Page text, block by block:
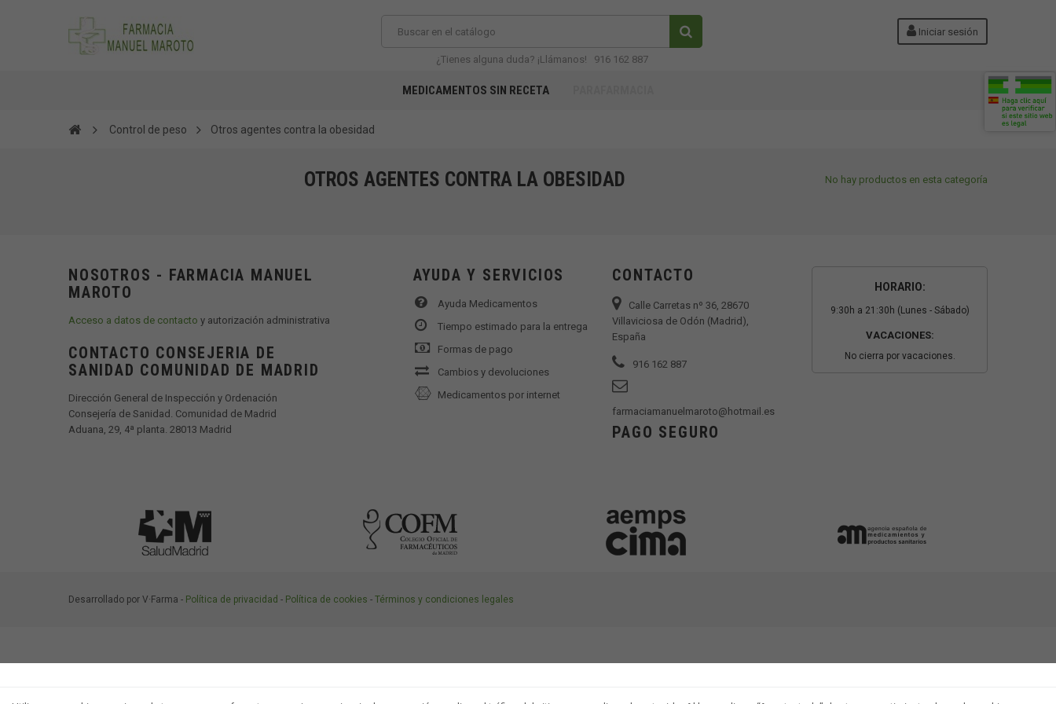
Iniciar sesión
¿Tienes alguna duda? ¡Llámanos! 916 162 887
MEDICAMENTOS SIN RECETA
Control de peso Otros agentes contra la obesidad
OTROS AGENTES CONTRA LA OBESIDAD No hay productos en esta categoría
NOSOTROS - FARMACIA MANUEL
MAROTO
Acceso a datos de contacto y autorización administrativa
CONTACTO CONSEJERIA DE
SANIDAD COMUNIDAD DE MADRID
Dirección General de Inspección y Ordenación
Consejería de Sanidad. Comunidad de Madrid
Aduana, 29, 4ª planta. 28013 Madrid
AYUDA Y SERVICIOS
Ayuda Medicamentos
Tiempo estimado para la entrega
Formas de pago
Cambios y devoluciones
Medicamentos por internet
CONTACTO
Calle Carretas nº 36, 28670
Villaviciosa de Odón (Madrid),
España
916 162 887
farmaciamanuelmaroto@hotmail.es
HORARIO:
9:30h a 21:30h (Lunes - Sábado)
VACACIONES:
No cierra por vacaciones.
PAGO SEGURO
Desarrollado por V·Farma - Política de privacidad - Política de cookies - Términos y condiciones legales